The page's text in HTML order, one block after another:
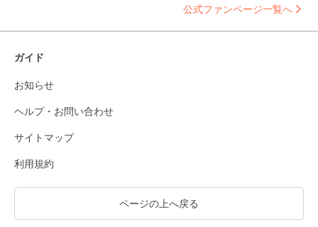
公式ファンページ一覧へ
ガイド
お知らせ
ヘルプ・お問い合わせ
サイトマップ
利用規約
ページの上へ戻る